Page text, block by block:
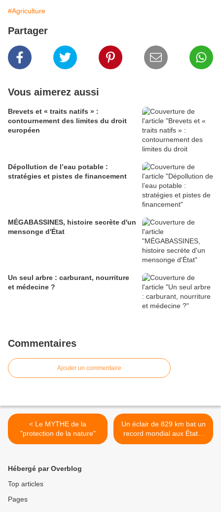
#Agriculture
Partager
Vous aimerez aussi
Brevets et « traits natifs » :
contournement des limites du droit
européen
Dépollution de l’eau potable :
stratégies et pistes de financement
MÉGABASSINES, histoire secrète d'un
mensonge d'État
Un seul arbre : carburant, nourriture
et médecine ?
Commentaires
Ajouter un commentaire
< Le MYTHE de la
"protection de la nature"
Un éclair de 829 km bat un
record mondial aux États-
Unis >
Hébergé par Overblog
Top articles
Pages